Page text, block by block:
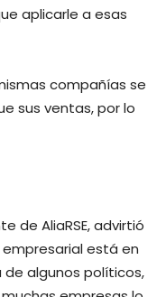
aplicarle a esas
compañías se
sus ventas, por lo
de AliaRSE, advirtió
está en
de algunos políticos,